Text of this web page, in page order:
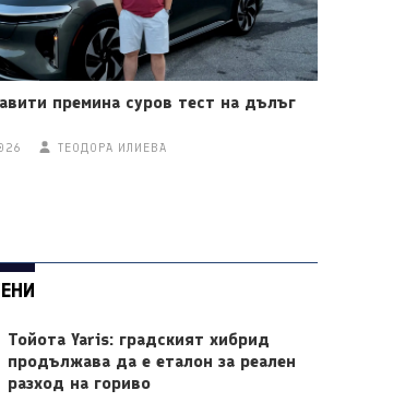
премина суров тест на дълъг
ТЕОДОРА ИЛИЕВА
Тойота Yaris: градският хибрид
продължава да е еталон за реален
разход на гориво